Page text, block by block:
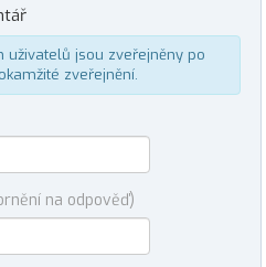
uživatelů jsou zveřejněny po
zveřejnění.
na odpověď)